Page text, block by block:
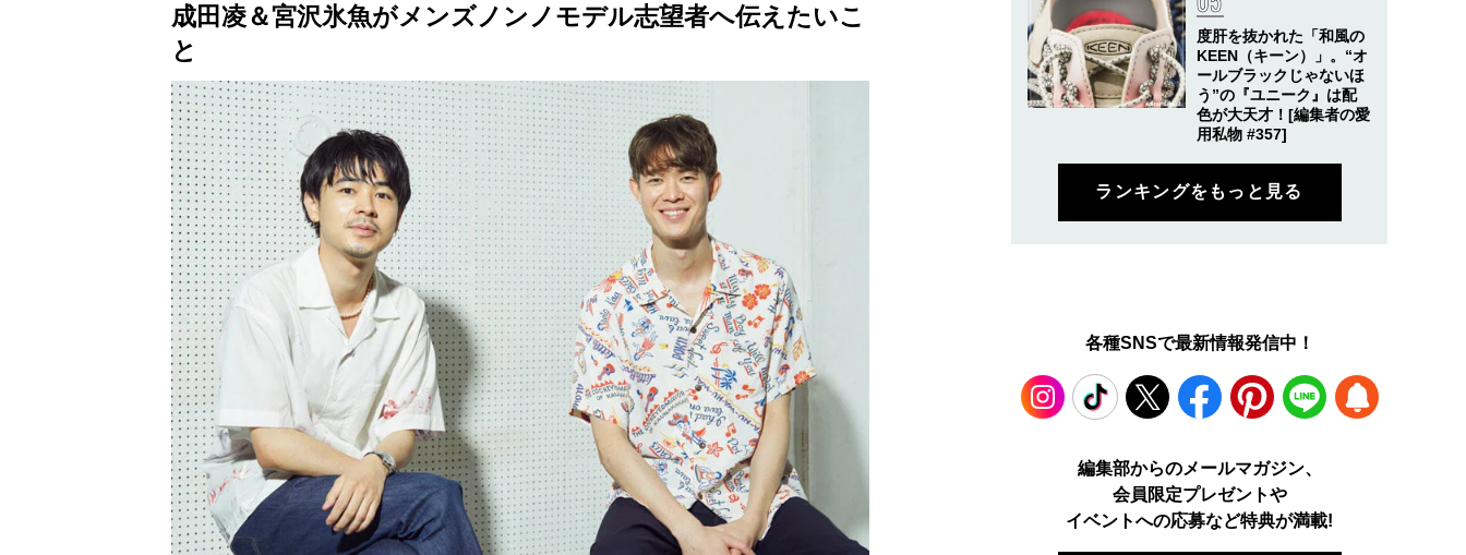
成田凌＆宮沢氷魚がメンズノンノモデル志望者へ伝えたいこ
と
度肝を抜かれた「和風の
KEEN（キーン）」。“オ
ールブラックじゃないほ
う”の『ユニーク』は配
色が大天才！[編集者の愛
用私物 #357]
ランキングをもっと見る
各種SNSで最新情報発信中！
TikTok Facebook Pinterest LINE
編集部からのメールマガジン、
会員限定プレゼントや
イベントへの応募など特典が満載!